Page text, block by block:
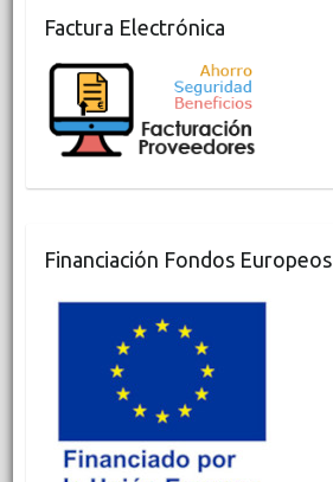
Factura Electrónica
Financiación Fondos Europeos